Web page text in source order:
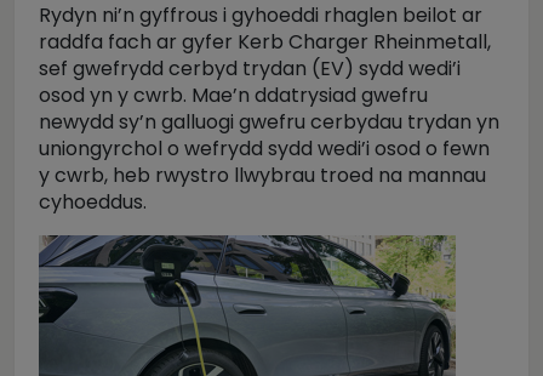
Rydyn ni’n gyffrous i gyhoeddi rhaglen beilot ar
raddfa fach ar gyfer Kerb Charger Rheinmetall,
sef gwefrydd cerbyd trydan (EV) sydd wedi’i
osod yn y cwrb. Mae’n ddatrysiad gwefru
newydd sy’n galluogi gwefru cerbydau trydan yn
uniongyrchol o wefrydd sydd wedi’i osod o fewn
y cwrb, heb rwystro llwybrau troed na mannau
cyhoeddus.